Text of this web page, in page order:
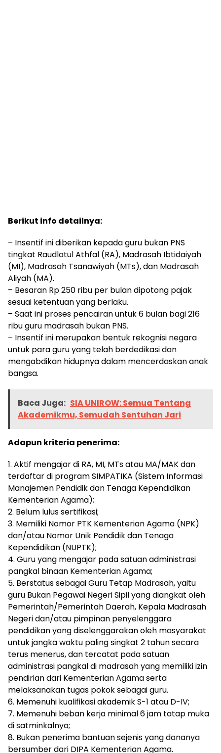
Berikut info detailnya:
– Insentif ini diberikan kepada guru bukan PNS
tingkat Raudlatul Athfal (RA), Madrasah Ibtidaiyah
(MI), Madrasah Tsanawiyah (MTs), dan Madrasah
Aliyah (MA).
– Besaran Rp 250 ribu per bulan dipotong pajak
sesuai ketentuan yang berlaku.
– Saat ini proses pencairan untuk 6 bulan bagi 216
ribu guru madrasah bukan PNS.
– Insentif ini merupakan bentuk rekognisi negara
untuk para guru yang telah berdedikasi dan
mengabdikan hidupnya dalam mencerdaskan anak
bangsa.
Baca Juga: SIA UNIROW: Semua Tentang
Akademikmu, Semudah Sentuhan Jari
Adapun kriteria penerima:
1. Aktif mengajar di RA, MI, MTs atau MA/MAK dan
terdaftar di program SIMPATIKA (Sistem Informasi
Manajemen Pendidik dan Tenaga Kependidikan
Kementerian Agama);
2. Belum lulus sertifikasi;
3. Memiliki Nomor PTK Kementerian Agama (NPK)
dan/atau Nomor Unik Pendidik dan Tenaga
Kependidikan (NUPTK);
4. Guru yang mengajar pada satuan administrasi
pangkal binaan Kementerian Agama;
5. Berstatus sebagai Guru Tetap Madrasah, yaitu
guru Bukan Pegawai Negeri Sipil yang diangkat oleh
Pemerintah/Pemerintah Daerah, Kepala Madrasah
Negeri dan/atau pimpinan penyelenggara
pendidikan yang diselenggarakan oleh masyarakat
untuk jangka waktu paling singkat 2 tahun secara
terus menerus, dan tercatat pada satuan
administrasi pangkal di madrasah yang memiliki izin
pendirian dari Kementerian Agama serta
melaksanakan tugas pokok sebagai guru.
6. Memenuhi kualifikasi akademik S-1 atau D-IV;
7. Memenuhi beban kerja minimal 6 jam tatap muka
di satminkalnya;
8. Bukan penerima bantuan sejenis yang dananya
bersumber dari DIPA Kementerian Agama.